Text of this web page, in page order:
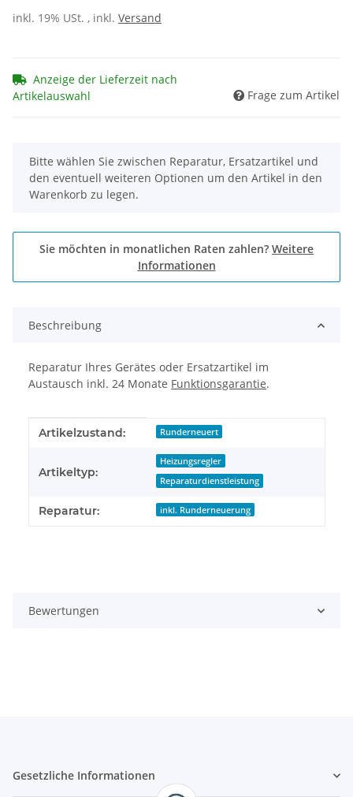
inkl. 19% USt. , inkl. Versand
Anzeige der Lieferzeit nach
Artikelauswahl
Frage zum Artikel
x
Bitte wählen Sie zwischen Reparatur, Ersatzartikel und
den eventuell weiteren Optionen um den Artikel in den
Warenkorb zu legen.
Sie möchten in monatlichen Raten zahlen? Weitere
Informationen
Beschreibung
Reparatur Ihres Gerätes oder Ersatzartikel im
Austausch inkl. 24 Monate Funktionsgarantie.
Produkteigenschaft
Wert
Artikelzustand: Runderneuert
Artikeltyp:
Heizungsregler
Reparaturdienstleistung
Reparatur: inkl. Runderneuerung
Bewertungen
Gesetzliche Informationen